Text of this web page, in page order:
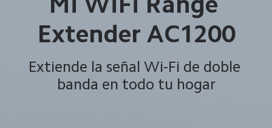
Extender AC1200
Extiende la señal Wi-Fi de doble
banda en todo tu hogar